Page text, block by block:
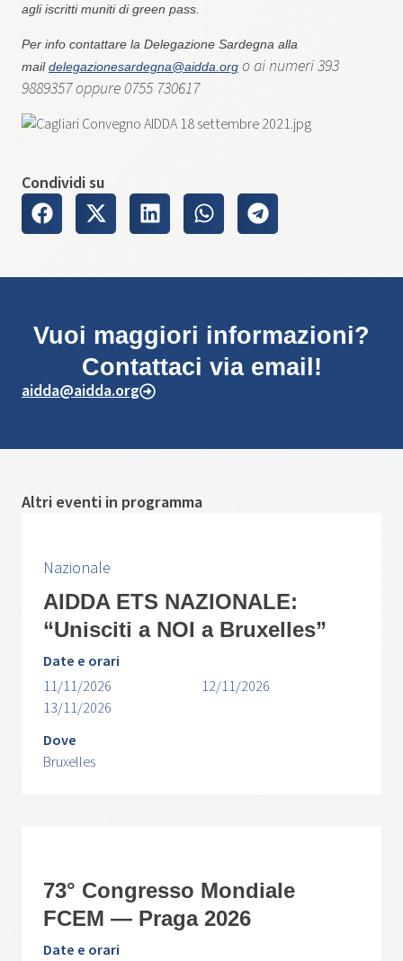
agli iscritti muniti di green pass.
Per info contattare la Delegazione Sardegna alla
maildelegazionesardegna@aidda.org o ai numeri 393
9889357 oppure 0755 730617
Condividi su
Vuoi maggiori informazioni?
Contattaci via email!
aidda@aidda.org
Altri eventi in programma
Nazionale
AIDDA ETS NAZIONALE:
“Unisciti a NOI a Bruxelles”
Date e orari
11/11/2026
12/11/2026
13/11/2026
Dove
Bruxelles
73° Congresso Mondiale
FCEM — Praga 2026
Date e orari